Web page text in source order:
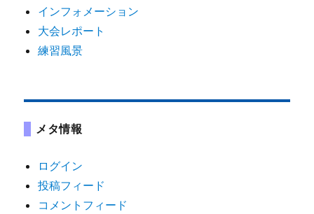
インフォメーション
大会レポート
練習風景
メタ情報
ログイン
投稿フィード
コメントフィード